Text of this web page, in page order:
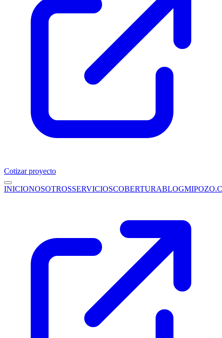
Cotizar proyecto
INICIONOSOTROSSERVICIOSCOBERTURABLOG